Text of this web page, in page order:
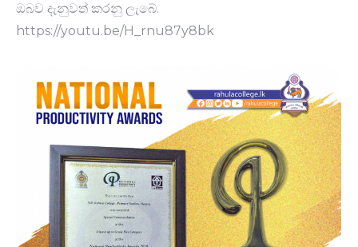
ඔබව දැනුවත් කරනු ලැබේ.
https://youtu.be/H_rnu87y8bk